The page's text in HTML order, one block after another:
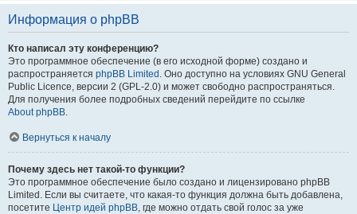
Информация о phpBB
Кто написал эту конференцию?
Это программное обеспечение (в его исходной форме) создано и
распространяется phpBB Limited . Оно доступно на условиях GNU General
Public Licence, версии 2 (GPL-2.0) и может свободно распространяться.
Для получения более подробных сведений перейдите по ссылке
About phpBB.
Вернуться к началу
Почему здесь нет такой-то функции?
Это программное обеспечение было создано и лицензировано phpBB
Limited. Если вы считаете, что какая-то функция должна быть добавлена,
посетите Центр идей phpBB, где можно отдать свой голос за уже